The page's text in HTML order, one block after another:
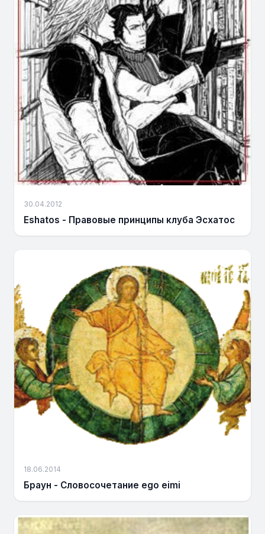
30.04.2012
Eshatos - Правовые принципы клуба Эсхатос
18.06.2014
Браун - Словосочетание еgo eimi